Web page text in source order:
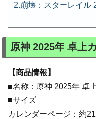
崩壊：スターレイル
原神 2025年 卓上
【商品情報】
■名称：原神 2025年 卓
■サイズ
カレンダーページ：約